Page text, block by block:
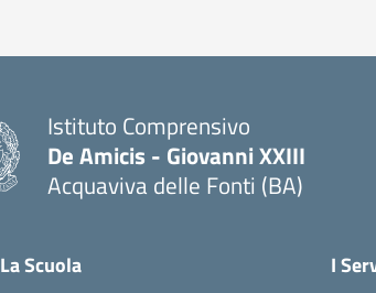
Istituto Comprensivo
De Amicis - Giovanni XXIII
Acquaviva delle Fonti (BA)
La Scuola I